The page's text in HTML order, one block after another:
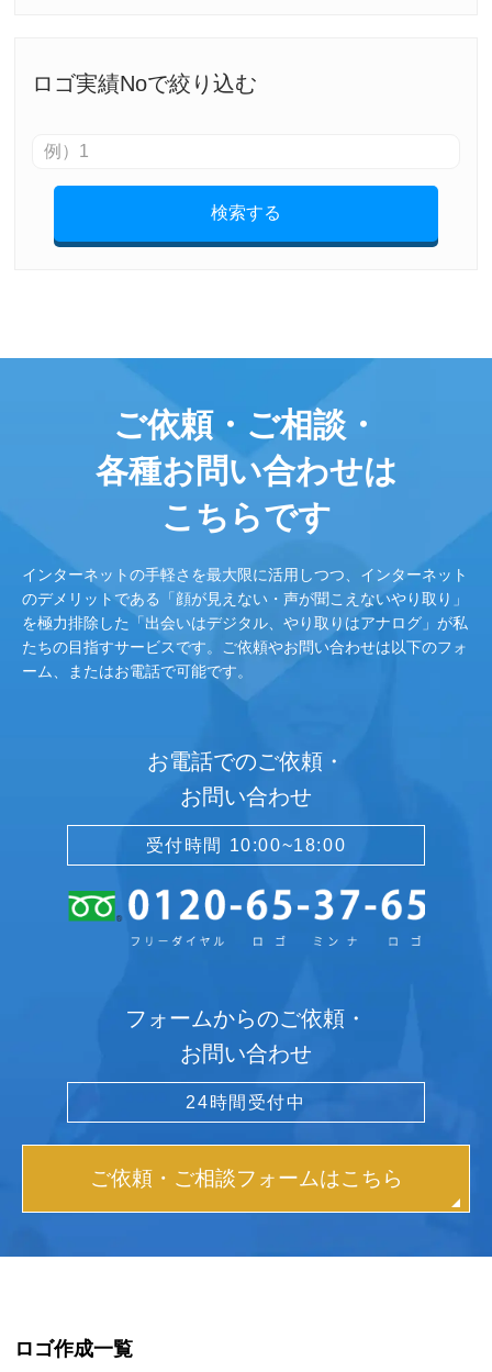
ロゴ実績Noで絞り込む
検索する
ご依頼・ご相談・
各種お問い合わせは
こちらです
インターネットの手軽さを最大限に活用しつつ、インターネット
のデメリットである「顔が見えない・声が聞こえないやり取り」
を極力排除した「出会いはデジタル、やり取りはアナログ」が私
たちの目指すサービスです。ご依頼やお問い合わせは以下のフォ
ーム、またはお電話で可能です。
お電話でのご依頼・
お問い合わせ
受付時間 10:00~18:00
フォームからのご依頼・
お問い合わせ
24時間受付中
ご依頼・ご相談フォームはこちら
ロゴ作成一覧